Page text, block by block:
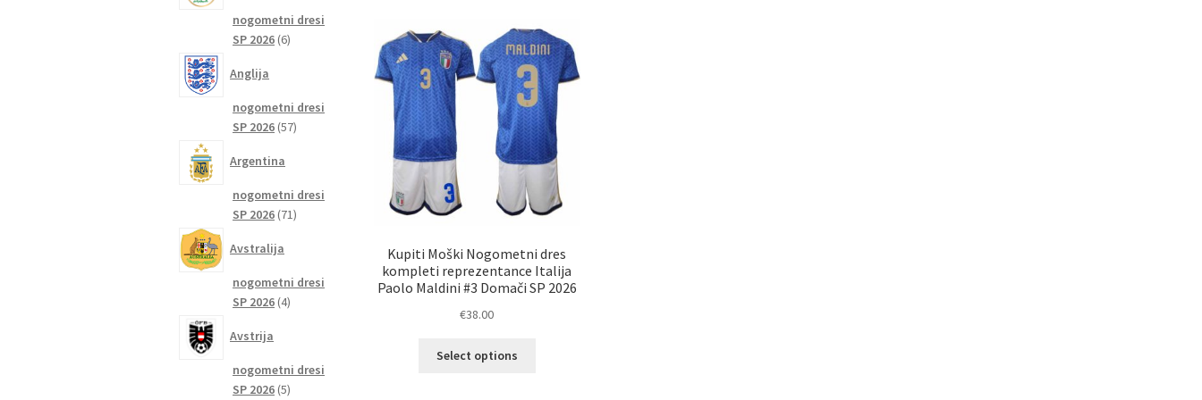
Kupiti Moški Nogometni dres
kompleti reprezentance Italija
Paolo Maldini #3 Domači SP 2026
€38.00
Select options
nogometni dresi
SP 2026 66
Anglija
nogometni dresi
SP 2026 5757
Argentina
nogometni dresi
SP 2026 7171
Avstralija
nogometni dresi
SP 2026 44
Avstrija
nogometni dresi
SP 2026 55